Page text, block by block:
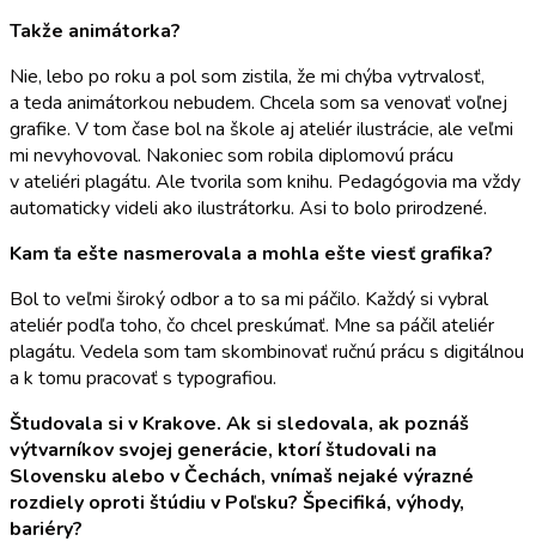
Takže animátorka?
Nie, lebo po roku a pol som zistila, že mi chýba vytrvalosť,
a teda animátorkou nebudem. Chcela som sa venovať voľnej
grafike. V tom čase bol na škole aj ateliér ilustrácie, ale veľmi
mi nevyhovoval. Nakoniec som robila diplomovú prácu
v ateliéri plagátu. Ale tvorila som knihu. Pedagógovia ma vždy
automaticky videli ako ilustrátorku. Asi to bolo prirodzené.
Kam ťa ešte nasmerovala a mohla ešte viesť grafika?
Bol to veľmi široký odbor a to sa mi páčilo. Každý si vybral
ateliér podľa toho, čo chcel preskúmať. Mne sa páčil ateliér
plagátu. Vedela som tam skombinovať ručnú prácu s digitálnou
a k tomu pracovať s typografiou.
Študovala si v Krakove. Ak si sledovala, ak poznáš
výtvarníkov svojej generácie, ktorí študovali na
Slovensku alebo v Čechách, vnímaš nejaké výrazné
rozdiely oproti štúdiu v Poľsku? Špecifiká, výhody,
bariéry?